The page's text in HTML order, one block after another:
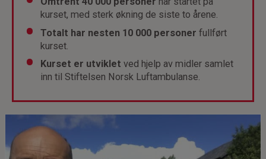
kurset, med sterk økning de siste to årene.
Totalt har nesten 10 000 personer fullført
kurset.
Kurset er utviklet ved hjelp av midler samlet
inn til Stiftelsen Norsk Luftambulanse.